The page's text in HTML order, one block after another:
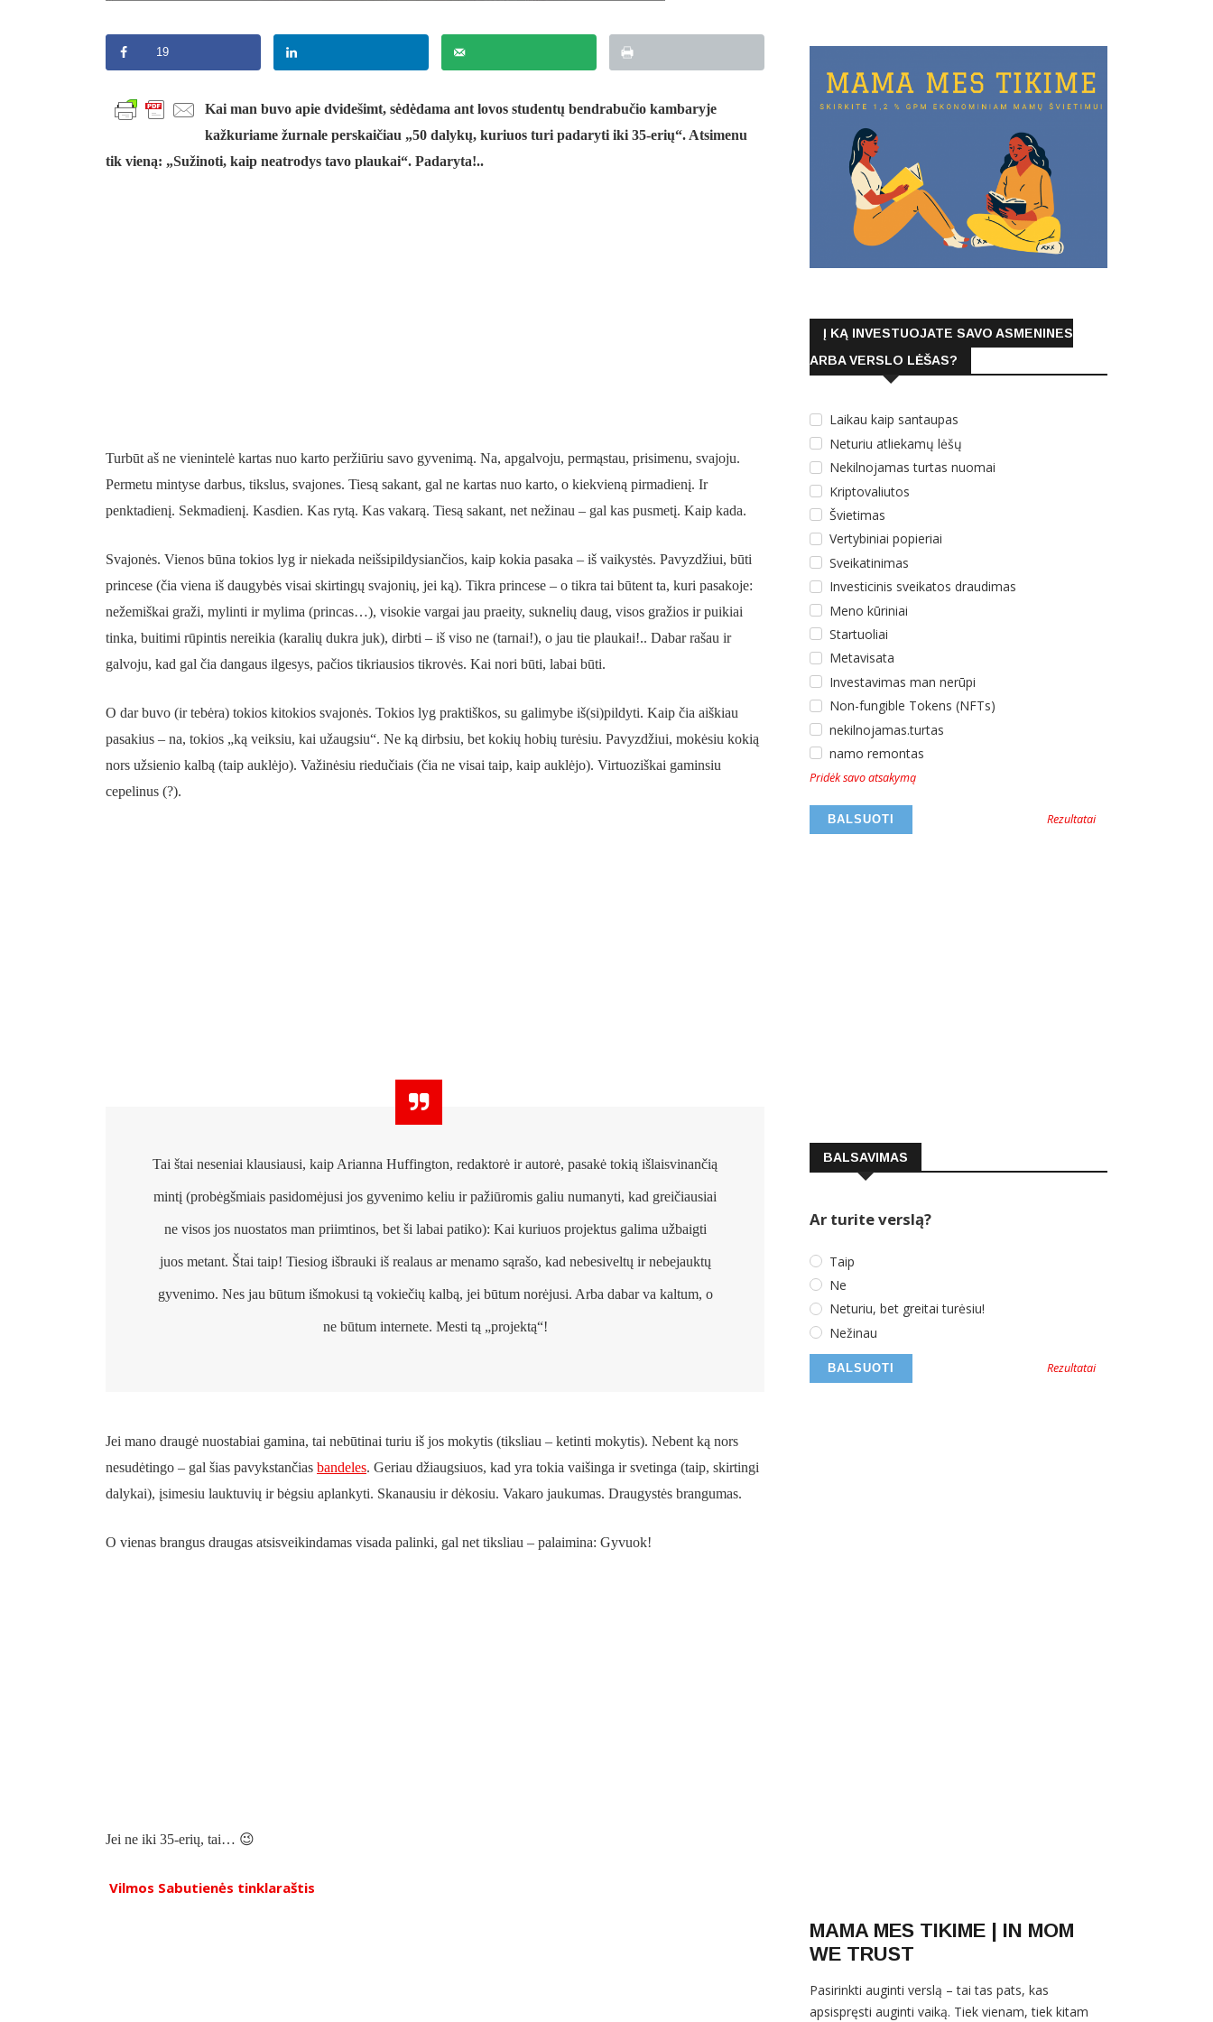
19
Kai man buvo apie dvidešimt, sėdėdama ant lovos studentų bendrabučio kambaryje
kažkuriame žurnale perskaičiau „50 dalykų, kuriuos turi padaryti iki 35-erių“. Atsimenu
tik vieną: „Sužinoti, kaip neatrodys tavo plaukai“. Padaryta!..
Turbūt aš ne vienintelė kartas nuo karto peržiūriu savo gyvenimą. Na, apgalvoju, permąstau, prisimenu, svajoju.
Permetu mintyse darbus, tikslus, svajones. Tiesą sakant, gal ne kartas nuo karto, o kiekvieną pirmadienį. Ir
penktadienį. Sekmadienį. Kasdien. Kas rytą. Kas vakarą. Tiesą sakant, net nežinau – gal kas pusmetį. Kaip kada.
Svajonės. Vienos būna tokios lyg ir niekada neišsipildysiančios, kaip kokia pasaka – iš vaikystės. Pavyzdžiui, būti
princese (čia viena iš daugybės visai skirtingų svajonių, jei ką). Tikra princese – o tikra tai būtent ta, kuri pasakoje:
nežemiškai graži, mylinti ir mylima (princas…), visokie vargai jau praeity, suknelių daug, visos gražios ir puikiai
tinka, buitimi rūpintis nereikia (karalių dukra juk), dirbti – iš viso ne (tarnai!), o jau tie plaukai!.. Dabar rašau ir
galvoju, kad gal čia dangaus ilgesys, pačios tikriausios tikrovės. Kai nori būti, labai būti.
O dar buvo (ir tebėra) tokios kitokios svajonės. Tokios lyg praktiškos, su galimybe iš(si)pildyti. Kaip čia aiškiau
pasakius – na, tokios „ką veiksiu, kai užaugsiu“. Ne ką dirbsiu, bet kokių hobių turėsiu. Pavyzdžiui, mokėsiu kokią
nors užsienio kalbą (taip auklėjo). Važinėsiu riedučiais (čia ne visai taip, kaip auklėjo). Virtuoziškai gaminsiu
cepelinus (?).
Tai štai neseniai klausiausi, kaip Arianna Huffington, redaktorė ir autorė, pasakė tokią išlaisvinančią
mintį (probėgšmiais pasidomėjusi jos gyvenimo keliu ir pažiūromis galiu numanyti, kad greičiausiai
ne visos jos nuostatos man priimtinos, bet ši labai patiko): Kai kuriuos projektus galima užbaigti
juos metant. Štai taip! Tiesiog išbrauki iš realaus ar menamo sąrašo, kad nebesiveltų ir nebejauktų
gyvenimo. Nes jau būtum išmokusi tą vokiečių kalbą, jei būtum norėjusi. Arba dabar va kaltum, o
ne būtum internete. Mesti tą „projektą“!
Jei mano draugė nuostabiai gamina, tai nebūtinai turiu iš jos mokytis (tiksliau – ketinti mokytis). Nebent ką nors
nesudėtingo – gal šias pavykstančias bandeles. Geriau džiaugsiuos, kad yra tokia vaišinga ir svetinga (taip, skirtingi
dalykai), įsimesiu lauktuvių ir bėgsiu aplankyti. Skanausiu ir dėkosiu. Vakaro jaukumas. Draugystės brangumas.
O vienas brangus draugas atsisveikindamas visada palinki, gal net tiksliau – palaimina: Gyvuok!
Jei ne iki 35-erių, tai… 😉
Vilmos Sabutienės tinklaraštis
Į KĄ INVESTUOJATE SAVO ASMENINES
ARBA VERSLO LĖŠAS?
Laikau kaip santaupas
Neturiu atliekamų lėšų
Nekilnojamas turtas nuomai
Kriptovaliutos
Švietimas
Vertybiniai popieriai
Sveikatinimas
Investicinis sveikatos draudimas
Meno kūriniai
Startuoliai
Metavisata
Investavimas man nerūpi
Non-fungible Tokens (NFTs)
nekilnojamas.turtas
namo remontas
Pridėk savo atsakymą
Rezultatai
BALSAVIMAS
Ar turite verslą?
Taip
Ne
Neturiu, bet greitai turėsiu!
Nežinau
Rezultatai
MAMA MES TIKIME | IN MOM
WE TRUST
Pasirinkti auginti verslą – tai tas pats, kas
apsispręsti auginti vaiką. Tiek vienam, tiek kitam